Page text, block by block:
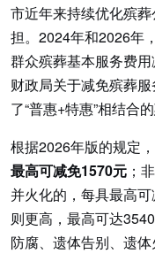
市近年来持续优化殡
担。2024年和2026年
群众殡葬基本服务费
财政局关于减免殡葬
了“普惠+特惠”相结合
根据2026年版的规定，
最高可减免1570元 ；
并火化的，每具最高
则更高，最高可达
防腐、遗体告别、遗体